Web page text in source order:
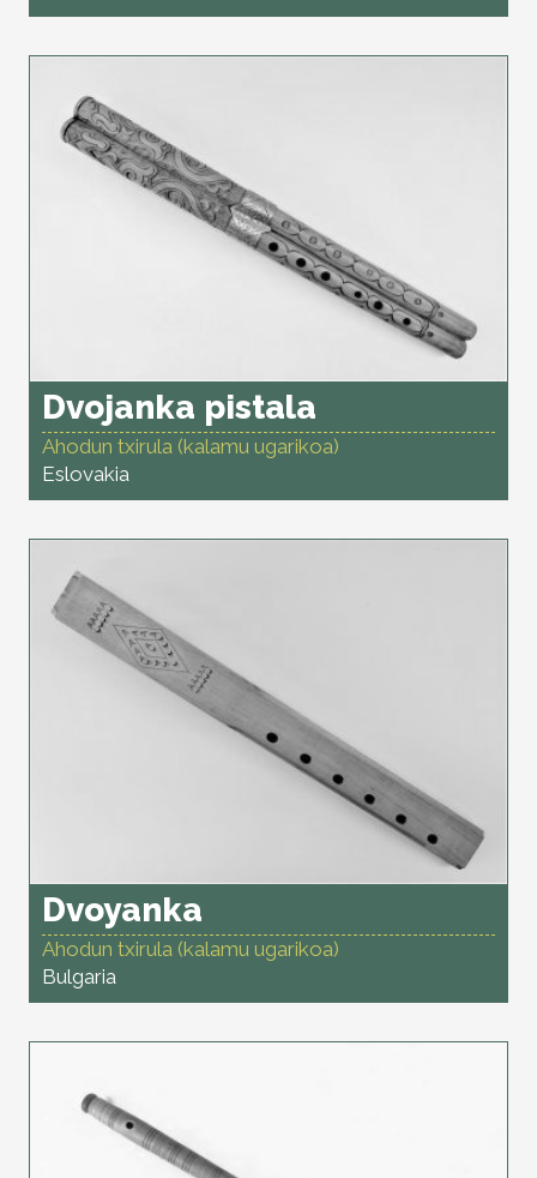
Dvojanka pistala
Ahodun txirula (kalamu ugarikoa)
Eslovakia
Dvoyanka
Ahodun txirula (kalamu ugarikoa)
Bulgaria